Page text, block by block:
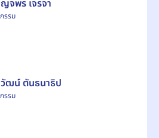
จพร เจรจา
รรม
ฒน์ ตันธนาธิป
รรม